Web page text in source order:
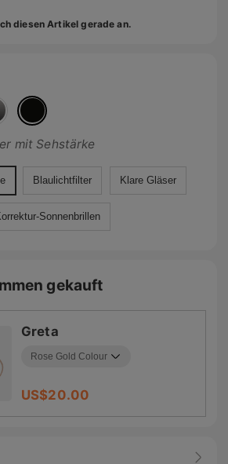
diesen Artikel gerade an.
mit Sehstärke
Blaulichtfilter Klare Gläser
Sonnenbrillen
gekauft
Greta
US$20.00